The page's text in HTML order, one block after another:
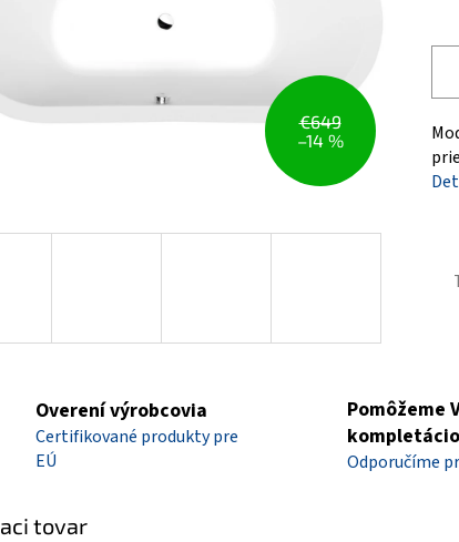
€649
–14 %
Overení výrobcovia
Certifikované produkty pre
EÚ
Pomôžeme
Odporučíme
tovar